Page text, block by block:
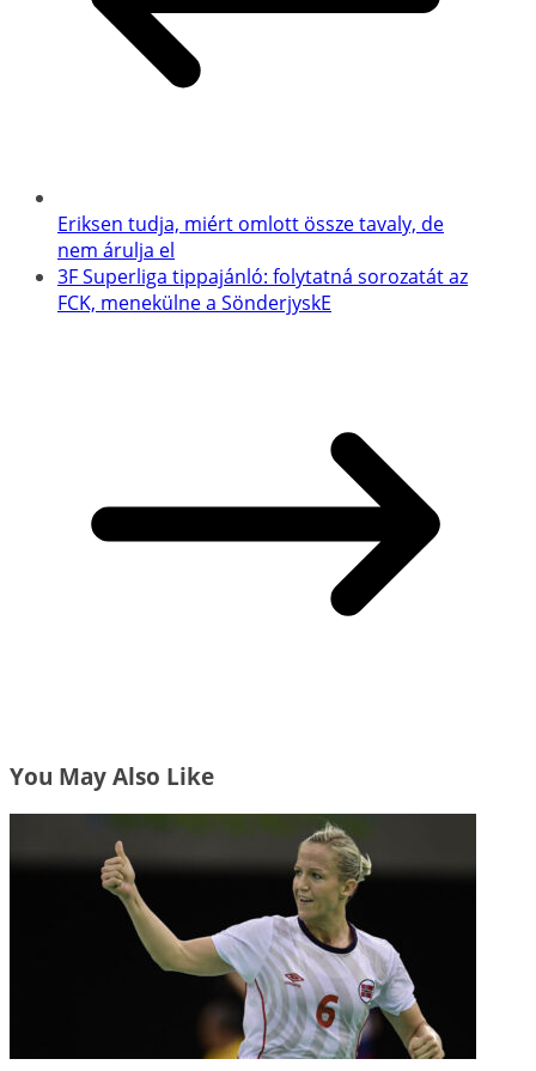
Eriksen tudja, miért omlott össze tavaly, de
nem árulja el
3F Superliga tippajánló: folytatná sorozatát az
FCK, menekülne a SönderjyskE
You May Also Like